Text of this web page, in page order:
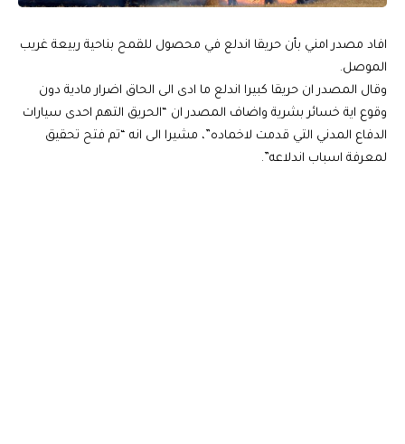
افاد مصدر امني بأن حريقا اندلع في محصول للقمح بناحية ربيعة غريب
الموصل.
وقال المصدر ان حريقا كبيرا اندلع ما ادى الى الحاق اضرار مادية دون
وقوع اية خسائر بشرية واضاف المصدر ان “الحريق التهم احدى سيارات
الدفاع المدني التي قدمت لاخماده”، مشيرا الى انه “تم فتح تحقيق
لمعرفة اسباب اندلاعه”.